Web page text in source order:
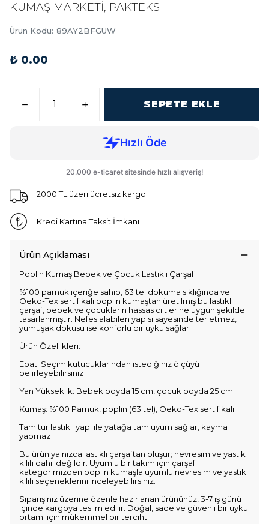
KUMAŞ MARKETİ, PAKTEKS
Ürün Kodu: 89AY2BFGUW
₺ 0.00
SEPETE EKLE
2000 TL üzeri ücretsiz kargo
Kredi Kartına Taksit İmkanı
Ürün Açıklaması
Poplin Kumaş Bebek ve Çocuk Lastikli Çarşaf
%100 pamuk içeriğe sahip, 63 tel dokuma sıklığında ve
Oeko-Tex sertifikalı poplin kumaştan üretilmiş bu lastikli
çarşaf, bebek ve çocukların hassas ciltlerine uygun şekilde
tasarlanmıştır. Nefes alabilen yapısı sayesinde terletmez,
yumuşak dokusu ise konforlu bir uyku sağlar.
Ürün Özellikleri:
Ebat: Seçim kutucuklarından istediğiniz ölçüyü
belirleyebilirsiniz
Yan Yükseklik: Bebek boyda 15 cm, çocuk boyda 25 cm
Kumaş: %100 Pamuk, poplin (63 tel), Oeko-Tex sertifikalı
Tam tur lastikli yapı ile yatağa tam uyum sağlar, kayma
yapmaz
Bu ürün yalnızca lastikli çarşaftan oluşur; nevresim ve yastık
kılıfı dahil değildir. Uyumlu bir takım için çarşaf
kategorimizden poplin kumaşla uyumlu nevresim ve yastık
kılıfı seçeneklerini inceleyebilirsiniz.
Siparişiniz üzerine özenle hazırlanan ürününüz, 3-7 iş günü
içinde kargoya teslim edilir. Doğal, sade ve güvenli bir uyku
ortamı için mükemmel bir terciht